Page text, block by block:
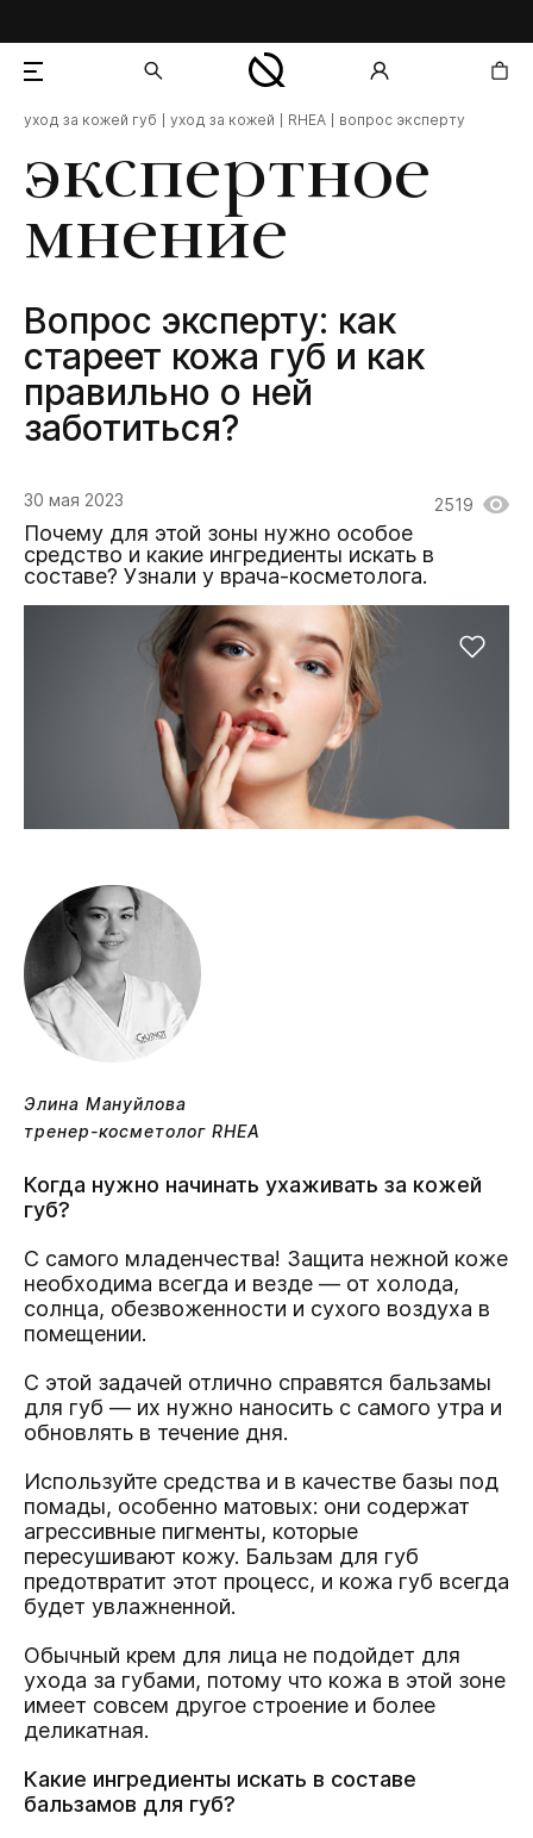
экспертное
мнение
Вопрос эксперту: как
стареет кожа губ и как
правильно о ней
заботиться?
уход за кожей губ уход за кожей RHEA вопрос эксперту
30 мая 2023 2519
Почему для этой зоны нужно особое
средство и какие ингредиенты искать в
составе? Узнали у врача-косметолога.
Элина Мануйлова
тренер-косметолог RHEA
Когда нужно начинать ухаживать за кожей
губ?
С самого младенчества! Защита нежной коже
необходима всегда и везде — от холода,
солнца, обезвоженности и сухого воздуха в
помещении.
С этой задачей отлично справятся бальзамы
для губ — их нужно наносить с самого утра и
обновлять в течение дня.
Используйте средства и в качестве базы под
помады, особенно матовых: они содержат
агрессивные пигменты, которые
пересушивают кожу. Бальзам для губ
предотвратит этот процесс, и кожа губ всегда
будет увлажненной.
Обычный крем для лица не подойдет для
ухода за губами, потому что кожа в этой зоне
имеет совсем другое строение и более
деликатная.
Какие ингредиенты искать в составе
бальзамов для губ?